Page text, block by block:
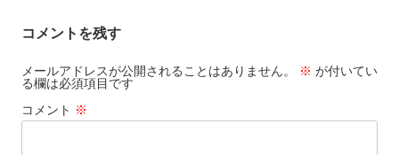
ー
シ
ョ
ン
コメントを残す
メールアドレスが公開されることはありません。 ※ が付いてい
る欄は必須項目です
コメント ※